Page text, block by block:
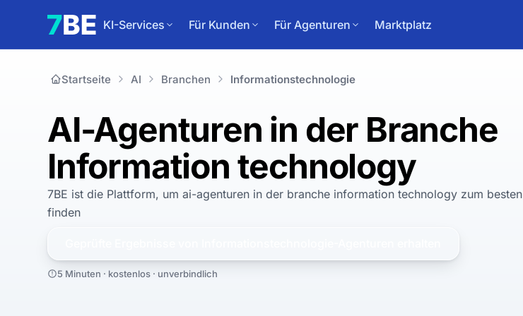
KI-Services Für Kunden Für Agenturen Marktplatz
Startseite AI Branchen Informationstechnologie
AI-Agenturen in der Branche
Information technology
7BE ist die Plattform, um ai-agenturen in der branche information technology zum besten
finden
5 Minuten · kostenlos · unverbindlich